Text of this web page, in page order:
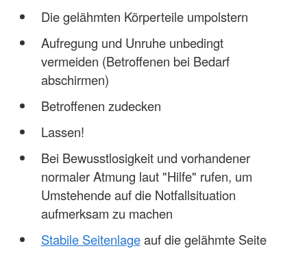
Die gelähmten Körperteile umpolstern
Aufregung und Unruhe unbedingt
vermeiden (Betroffenen bei Bedarf
abschirmen)
Betroffenen zudecken
Lassen!
Bei Bewusstlosigkeit und vorhandener
normaler Atmung laut "Hilfe" rufen, um
Umstehende auf die Notfallsituation
aufmerksam zu machen
Stabile Seitenlageauf die gelähmte Seite